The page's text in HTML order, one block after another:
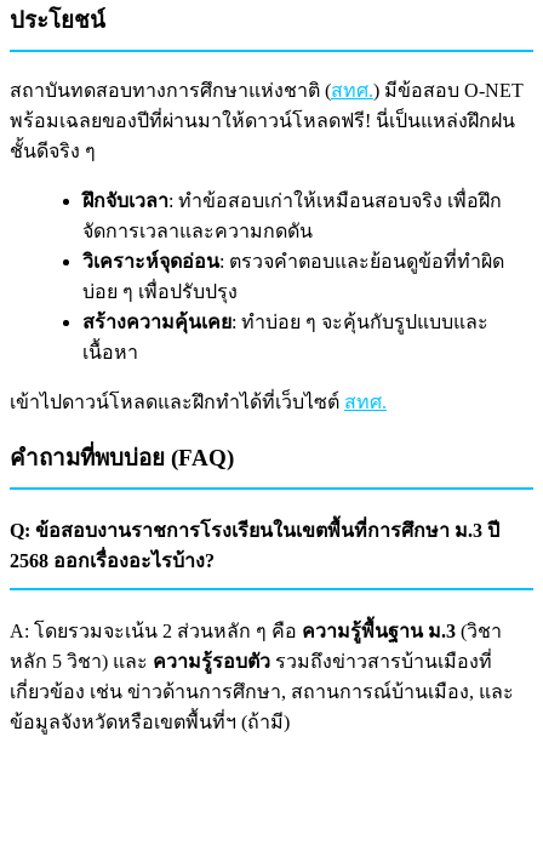
ประโยชน์
สถาบันทดสอบทางการศึกษาแห่งชาติ (สทศ.) มีข้อสอบ O-NET
พร้อมเฉลยของปีที่ผ่านมาให้ดาวน์โหลดฟรี! นี่เป็นแหล่งฝึกฝน
ชั้นดีจริง ๆ
ฝึกจับเวลา: ทำข้อสอบเก่าให้เหมือนสอบจริง เพื่อฝึก
จัดการเวลาและความกดดัน
วิเคราะห์จุดอ่อน: ตรวจคำตอบและย้อนดูข้อที่ทำผิด
บ่อย ๆ เพื่อปรับปรุง
สร้างความคุ้นเคย: ทำบ่อย ๆ จะคุ้นกับรูปแบบและ
เนื้อหา
เข้าไปดาวน์โหลดและฝึกทำได้ที่เว็บไซต์ สทศ.
คำถามที่พบบ่อย (FAQ)
Q: ข้อสอบงานราชการโรงเรียนในเขตพื้นที่การศึกษา ม.3 ปี
2568 ออกเรื่องอะไรบ้าง?
A: โดยรวมจะเน้น 2 ส่วนหลัก ๆ คือ ความรู้พื้นฐาน ม.3 (วิชา
หลัก 5 วิชา) และ ความรู้รอบตัว รวมถึงข่าวสารบ้านเมืองที่
เกี่ยวข้อง เช่น ข่าวด้านการศึกษา, สถานการณ์บ้านเมือง, และ
ข้อมูลจังหวัดหรือเขตพื้นที่ฯ (ถ้ามี)